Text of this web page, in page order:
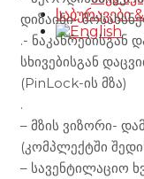
საბურავები
დიზაინი-
.-
სხივებისგან
(PinLock-ის მზა)
.
– მზის ვიზორი-
(კომპლექტში
– სავენტილაციო